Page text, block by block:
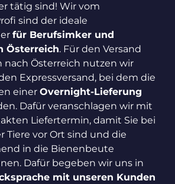
tätig sind! Wir vom
sind der ideale
für Berufsimker und
Österreich. Für den Versand
nach Österreich nutzen wir
Expressversand, bei dem die
einer Overnight-Lieferung
Dafür veranschlagen wir mit
Liefertermin, damit Sie bei
Tiere vor Ort sind und die
in die Bienenbeute
Dafür begeben wir uns in
mit unseren Kunden